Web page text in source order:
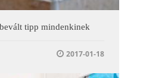
tipp mindenkinek
2017-01-18